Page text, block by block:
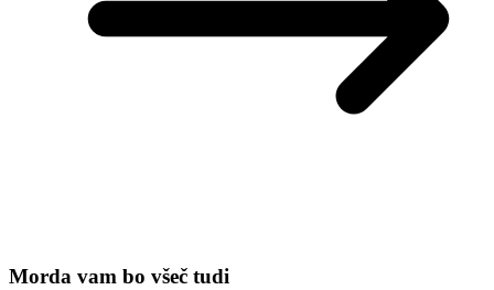
Morda vam bo všeč tudi